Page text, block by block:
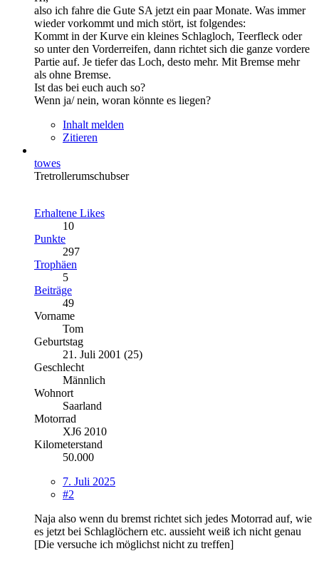
also ich fahre die Gute SA jetzt ein paar Monate. Was immer
wieder vorkommt und mich stört, ist folgendes:
Kommt in der Kurve ein kleines Schlagloch, Teerfleck oder
so unter den Vorderreifen, dann richtet sich die ganze vordere
Partie auf. Je tiefer das Loch, desto mehr. Mit Bremse mehr
als ohne Bremse.
Ist das bei euch auch so?
Wenn ja/ nein, woran könnte es liegen?
Inhalt melden
Zitieren
towes
Tretrollerumschubser
Erhaltene Likes
10
Punkte
297
Trophäen
5
Beiträge
49
Vorname
Tom
Geburtstag
21. Juli 2001 (25)
Geschlecht
Männlich
Wohnort
Saarland
Motorrad
XJ6 2010
Kilometerstand
50.000
7. Juli 2025
#2
Naja also wenn du bremst richtet sich jedes Motorrad auf, wie
es jetzt bei Schlaglöchern etc. aussieht weiß ich nicht genau
[Die versuche ich möglichst nicht zu treffen]